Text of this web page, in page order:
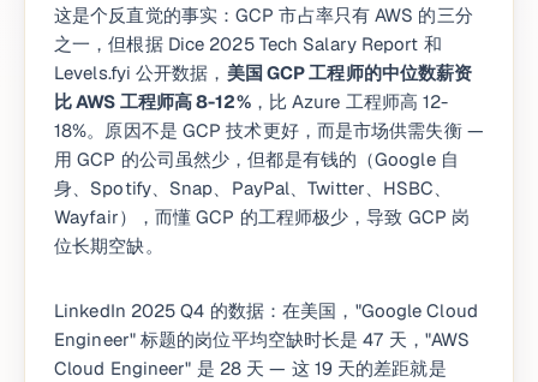
这是个反直觉的事实：GCP 市占率只有 AWS 的三分
之一，但根据 Dice 2025 Tech Salary Report 和
Levels.fyi 公开数据， 美国 GCP 工程师的中位数薪资
比 AWS 工程师高 8-12%，比 Azure 工程师高 12-
18%。原因不是 GCP 技术更好，而是市场供需失衡 —
用 GCP 的公司虽然少，但都是有钱的（Google 自
身、Spotify、Snap、PayPal、Twitter、HSBC、
Wayfair），而懂 GCP 的工程师极少，导致 GCP 岗
位长期空缺。
LinkedIn 2025 Q4 的数据：在美国，"Google Cloud
Engineer" 标题的岗位平均空缺时长是 47 天，"AWS
Cloud Engineer" 是 28 天 — 这 19 天的差距就是